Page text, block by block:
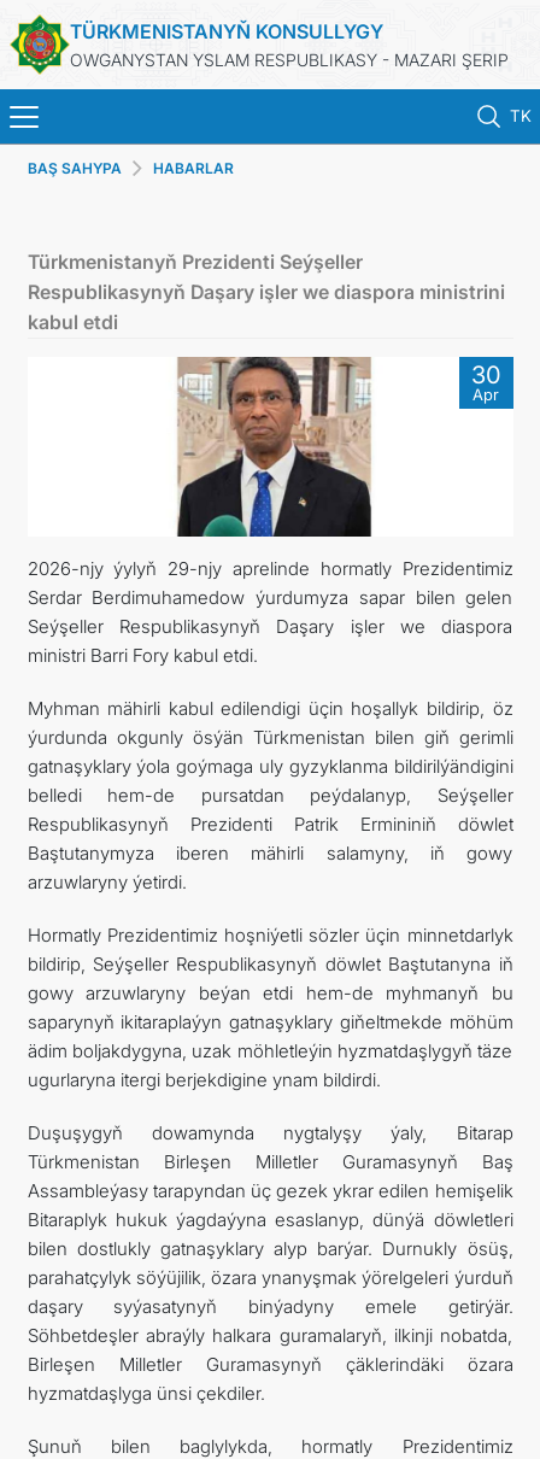
TÜRKMENISTANYŇ KONSULLYGY
OWGANYSTAN YSLAM RESPUBLIKASY - MAZARI ŞERIP
TK
TURKMENISTAN
CONSULAR SERVICES
MFA
CONTACT US
BAŞ SAHYPA HABARLAR
Türkmenistanyň Prezidenti Seýşeller
Respublikasynyň Daşary işler we diaspora ministrini
kabul etdi
30
Apr
2026-njy ýylyň 29-njy aprelinde hormatly Prezidentimiz
Serdar Berdimuhamedow ýurdumyza sapar bilen gelen
Seýşeller Respublikasynyň Daşary işler we diaspora
ministri Barri Fory kabul etdi.
Myhman mähirli kabul edilendigi üçin hoşallyk bildirip, öz
ýurdunda okgunly ösýän Türkmenistan bilen giň gerimli
gatnaşyklary ýola goýmaga uly gyzyklanma bildirilýändigini
belledi hem-de pursatdan peýdalanyp, Seýşeller
Respublikasynyň Prezidenti Patrik Ermininiň döwlet
Baştutanymyza iberen mähirli salamyny, iň gowy
arzuwlaryny ýetirdi.
Hormatly Prezidentimiz hoşniýetli sözler üçin minnetdarlyk
bildirip, Seýşeller Respublikasynyň döwlet Baştutanyna iň
gowy arzuwlaryny beýan etdi hem-de myhmanyň bu
saparynyň ikitaraplaýyn gatnaşyklary giňeltmekde möhüm
ädim boljakdygyna, uzak möhletleýin hyzmatdaşlygyň täze
ugurlaryna itergi berjekdigine ynam bildirdi.
Duşuşygyň dowamynda nygtalyşy ýaly, Bitarap
Türkmenistan Birleşen Milletler Guramasynyň Baş
Assambleýasy tarapyndan üç gezek ykrar edilen hemişelik
Bitaraplyk hukuk ýagdaýyna esaslanyp, dünýä döwletleri
bilen dostlukly gatnaşyklary alyp barýar. Durnukly ösüş,
parahatçylyk söýüjilik, özara ynanyşmak ýörelgeleri ýurduň
daşary syýasatynyň binýadyny emele getirýär.
Söhbetdeşler abraýly halkara guramalaryň, ilkinji nobatda,
Birleşen Milletler Guramasynyň çäklerindäki özara
hyzmatdaşlyga ünsi çekdiler.
Şunuň bilen baglylykda, hormatly Prezidentimiz